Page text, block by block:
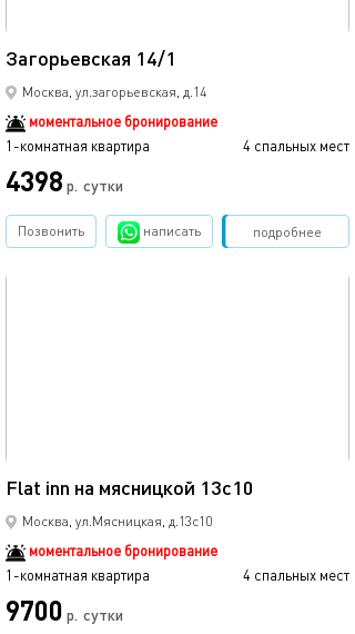
Загорьевская 14/1
Москва, ул.загорьевская, д.14
моментальное бронирование
1-комнатная квартира
4 спальных мест
4398 р. сутки
подробнее
Позвонить написать Забронировать
Flat inn на мясницкой 13с10
Москва, ул.Мясницкая, д.13с10
моментальное бронирование
1-комнатная квартира
4 спальных мест
9700 р. сутки